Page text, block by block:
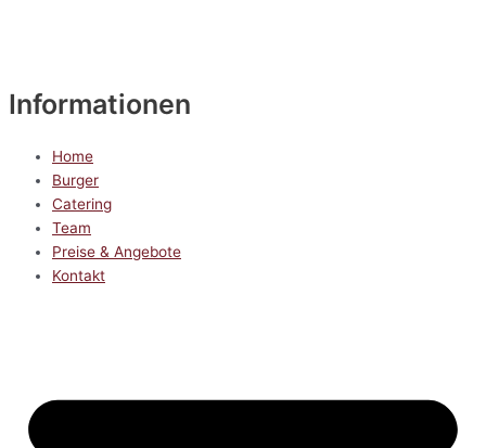
Informationen
Home
Burger
Catering
Team
Preise & Angebote
Kontakt